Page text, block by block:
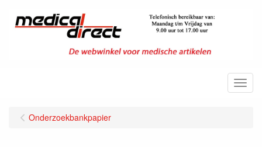
Menu
Onderzoekbankpapier